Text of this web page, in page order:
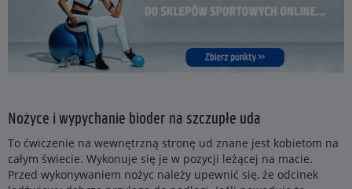
Nożyce i wypychanie bioder na szczupłe uda
To ćwiczenie na wewnętrzną stronę ud znane jest kobietom na
całym świecie. Wykonuje się je w pozycji leżącej na macie.
Przed wykonywaniem nożyc należy upewnić się, że odcinek